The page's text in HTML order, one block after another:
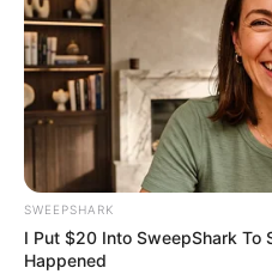
Japan's Oldest Doctors
Just Stop Eating These 3
NEUROMIND PRO
SWEEPSHARK
I Put $20 Into SweepShark To
Happened